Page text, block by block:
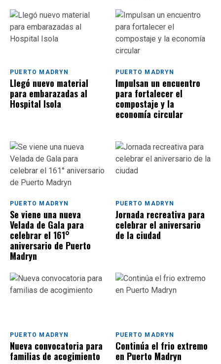
PUERTO MADRYN
Llegó nuevo material
para embarazadas al
Hospital Isola
PUERTO MADRYN
Impulsan un encuentro
para fortalecer el
compostaje y la
economía circular
PUERTO MADRYN
Se viene una nueva
Velada de Gala para
celebrar el 161°
aniversario de Puerto
Madryn
PUERTO MADRYN
Jornada recreativa para
celebrar el aniversario
de la ciudad
PUERTO MADRYN
Nueva convocatoria para
familias de acogimiento
PUERTO MADRYN
Continúa el frio extremo
en Puerto Madryn